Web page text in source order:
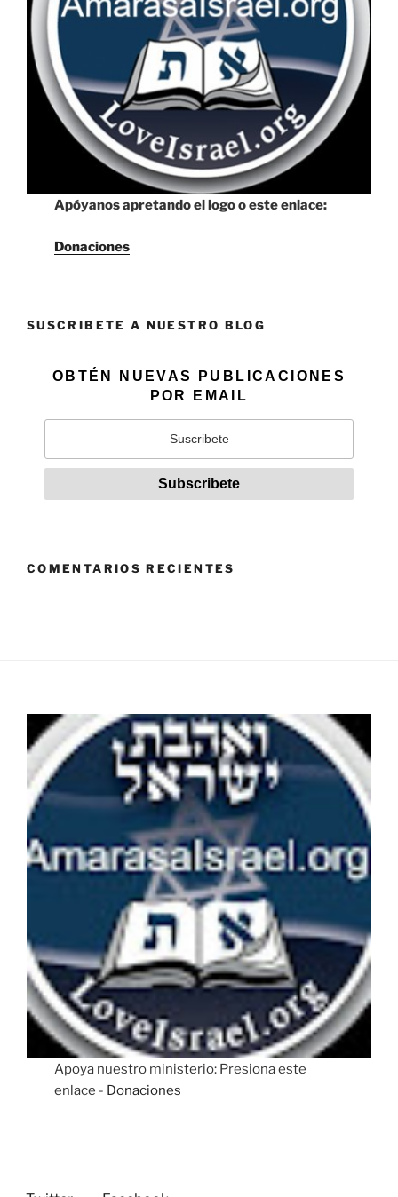
Apóyanos apretando el logo o este enlace:
Donaciones
SUSCRIBETE A NUESTRO BLOG
OBTÉN NUEVAS PUBLICACIONES
POR EMAIL
COMENTARIOS RECIENTES
Apoya nuestro ministerio: Presiona este
enlace - Donaciones